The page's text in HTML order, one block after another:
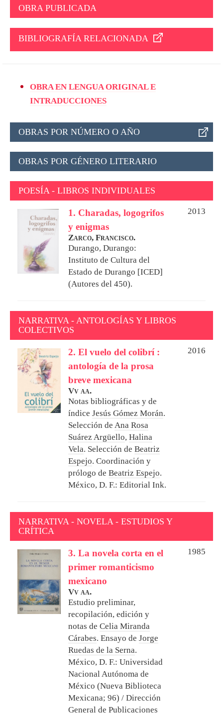
OBRA PUBLICADA
BIBLIOGRAFÍA RELACIONADA
OBRA EN LENGUA ORIGINAL E
INTRADUCCIONES
OBRAS POR NÚMERO O AÑO
OBRAS POR GÉNERO LITERARIO
POESÍA - LIBROS INDIVIDUALES
1. Charadas, logogrifos
y enigmas
2013
Zarco, Francisco.
Durango, Durango:
Instituto de Cultura del
Estado de Durango [ICED]
(Autores del 450).
NARRATIVA - ANTOLOGÍAS Y LIBROS
COLECTIVOS
2. El vuelo del colibrí :
antología de la prosa
breve mexicana
2016
Vv aa.
Notas bibliográficas y de
índice Jesús Gómez Morán.
Selección de Ana Rosa
Suárez Argüello, Halina
Vela. Selección de Beatriz
Espejo. Coordinación y
prólogo de Beatriz Espejo.
México, D. F.: Editorial Ink.
NARRATIVA - NOVELA - ESTUDIOS Y
CRÍTICA
3. La novela corta en el
primer romanticismo
mexicano
1985
Vv aa.
Estudio preliminar,
recopilación, edición y
notas de Celia Miranda
Cárabes. Ensayo de Jorge
Ruedas de la Serna.
México, D. F.: Universidad
Nacional Autónoma de
México (Nueva Biblioteca
Mexicana; 96) / Dirección
General de Publicaciones